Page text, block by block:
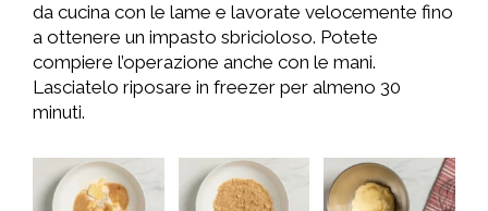
da cucina con le lame e lavorate velocemente fino
a ottenere un impasto sbricioloso. Potete
compiere l’operazione anche con le mani.
Lasciatelo riposare in freezer per almeno 30
minuti.